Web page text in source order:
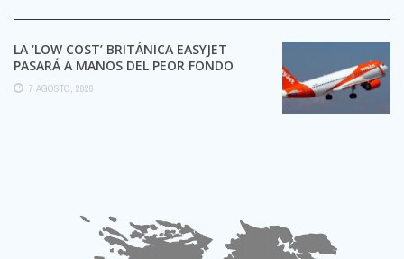
LA ‘LOW COST’ BRITÁNICA EASYJET
PASARÁ A MANOS DEL PEOR FONDO
POSIBLE:
7 AGOSTO, 2026